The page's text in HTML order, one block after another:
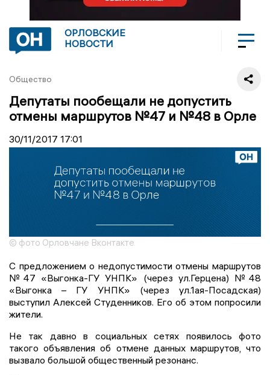
ОРЛОВСКИЕ
НОВОСТИ
Общество
Депутаты пообещали не допустить
отмены маршрутов №47 и №48 в Орле
30/11/2017 17:01
© фото Орловчане Вконтакте
С предложением о недопустимости отмены маршрутов
№47 «Выгонка-ГУ УНПК» (через ул.Герцена) №48
«Выгонка – ГУ УНПК» (через ул.1ая-Посадская)
выступил Алексей Студенников. Его об этом попросили
жители.
Не так давно в социальных сетях появилось фото
такого объявления об отмене данных маршрутов, что
вызвало большой общественный резонанс.